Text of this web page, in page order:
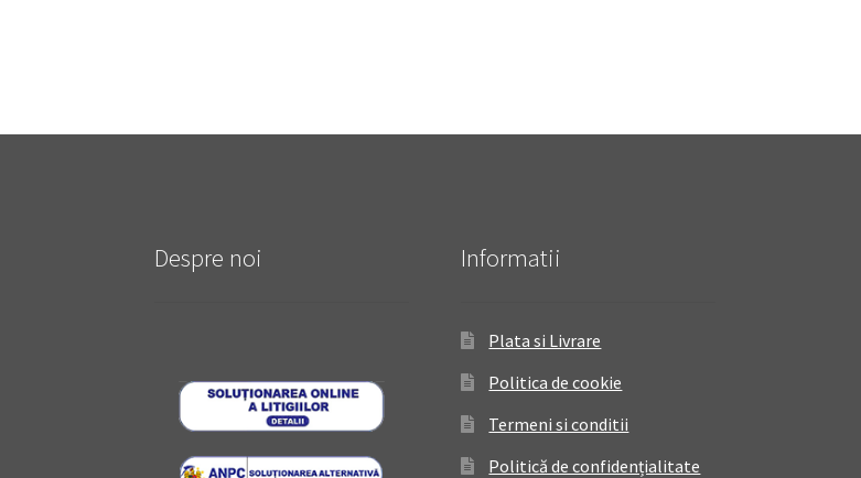
Despre noi Informatii
Plata si Livrare
Politica de cookie
Termeni si conditii
Politică de confidențialitate